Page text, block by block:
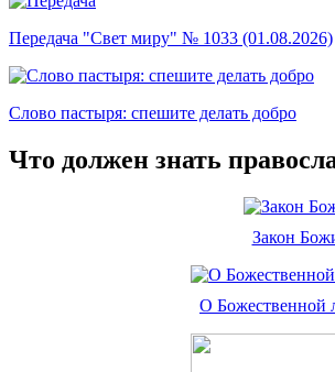
Передача "Свет миру" № 1033 (01.08.2026)
Слово пастыря: спешите делать добро
Что должен знать
Закон
О Божественной